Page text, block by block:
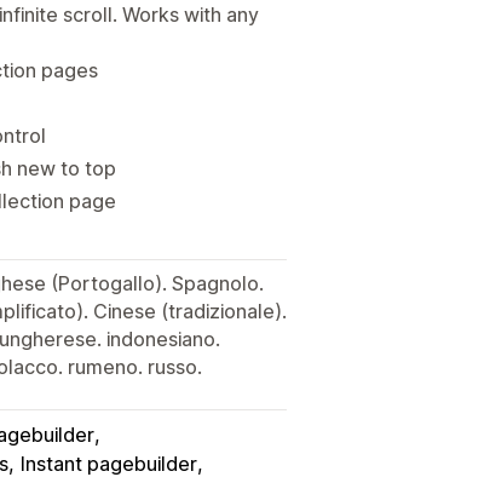
scroll. Works with any
pages
new to top
page
(Portogallo). Spagnolo.
Cinese (tradizionale).
indonesiano.
rumeno. russo.
Instant pagebuilder